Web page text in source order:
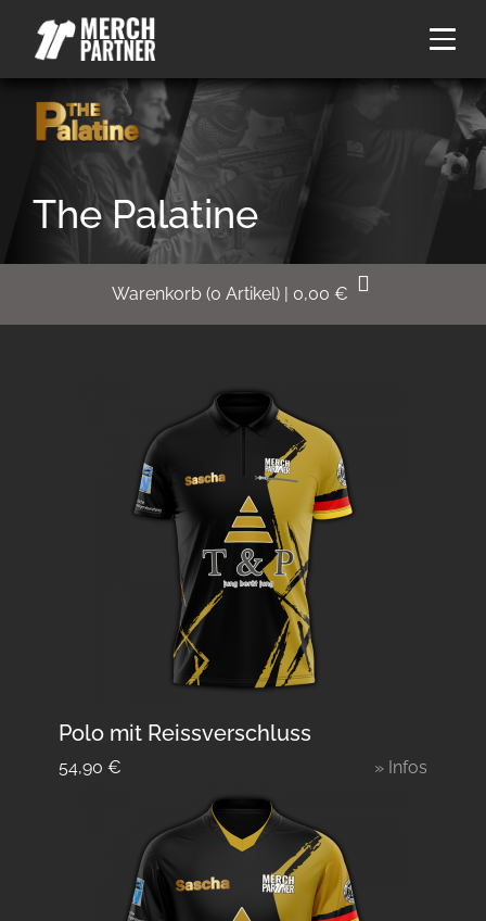
The Palatine
Warenkorb (0 Artikel) | 0,00 €
Polo mit Reissverschluss
54,90 € » Infos